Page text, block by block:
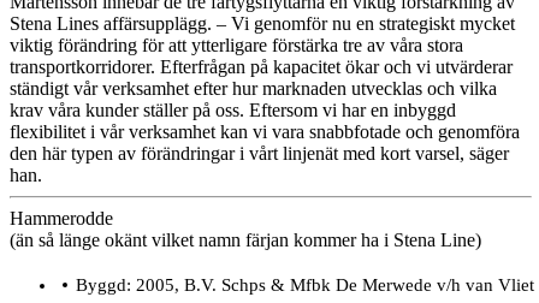
Stena Lines affärsupplägg. – Vi genomför nu en strategiskt mycket
viktig förändring för att ytterligare förstärka tre av våra stora
transportkorridorer. Efterfrågan på kapacitet ökar och vi utvärderar
ständigt vår verksamhet efter hur marknaden utvecklas och vilka
krav våra kunder ställer på oss. Eftersom vi har en inbyggd
flexibilitet i vår verksamhet kan vi vara snabbfotade och genomföra
den här typen av förändringar i vårt linjenät med kort varsel, säger
han.
Hammerodde
(än så länge okänt vilket namn färjan kommer ha i Stena Line)
Byggd: 2005, B.V. Schps & Mfbk De Merwede v/h van